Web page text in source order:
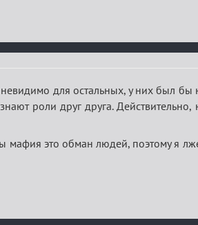
для остальных, у них был
роли друг друга.
мафия это обман людей, поэтому я